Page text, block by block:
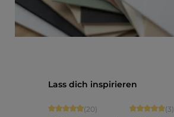
Produktgalerie überspringen
Lass dich inspirieren
Durchschnittliche Bewertung von
(20)
(3)